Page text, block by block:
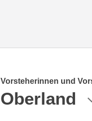
Vorsteherinnen und
Oberland